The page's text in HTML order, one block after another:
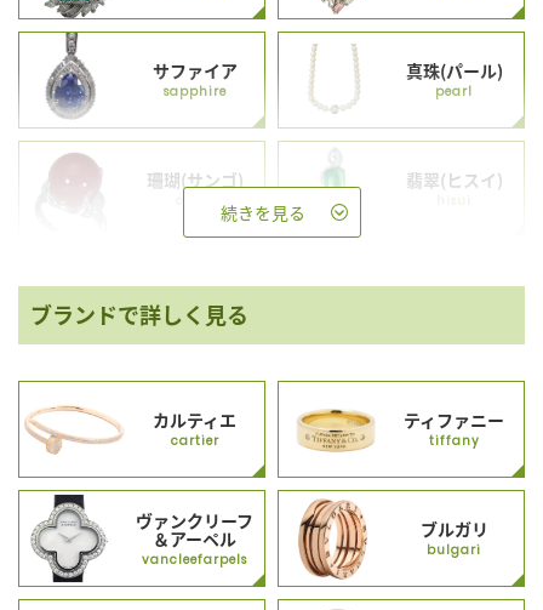
サファイア
sapphire
真珠(パール)
pearl
珊瑚(サンゴ) 翡翠(ヒスイ)
hisui
続きを見る
ブランドで詳しく見る
カルティエ
cartier
ティファニー
tiffany
ヴァンクリーフ
＆アーペル
vancleefarpels
ブルガリ
bulgari